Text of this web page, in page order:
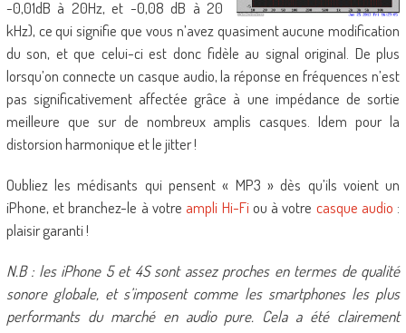
-0,01dB à 20Hz, et -0,08 dB à 20
kHz), ce qui signifie que vous n’avez quasiment aucune modification
du son, et que celui-ci est donc fidèle au signal original. De plus
lorsqu’on connecte un casque audio, la réponse en fréquences n’est
pas significativement affectée grâce à une impédance de sortie
meilleure que sur de nombreux amplis casques. Idem pour la
distorsion harmonique et le jitter !
Oubliez les médisants qui pensent « MP3 » dès qu’ils voient un
iPhone, et branchez-le à votre ampli Hi-Fiou à votre casque audio :
plaisir garanti !
N.B : les iPhone 5 et 4S sont assez proches en termes de qualité
sonore globale, et s’imposent comme les smartphones les plus
performants du marché en audio pure. Cela a été clairement